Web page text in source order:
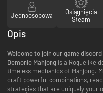
Jednoosobowa
Osiągnięcia
Steam
Opis
Welcome to join our game
Demonic Mahjong is a Roguelike
timeless mechanics of Mahjong.
craft powerful combinations,
strategies that are uniquely your